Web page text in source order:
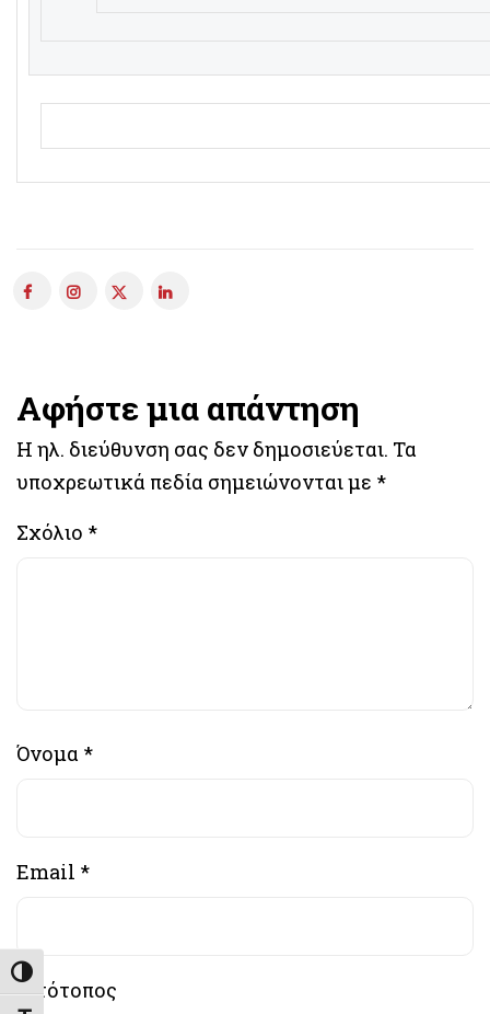
Εναλλαγή Υψηλής Αντίθεσης
Αφήστε μια απάντηση
Η ηλ. διεύθυνση σας δεν δημοσιεύεται. Τα
υποχρεωτικά πεδία σημειώνονται με *
Σχόλιο *
Όνομα *
Email *
Ιστότοπος